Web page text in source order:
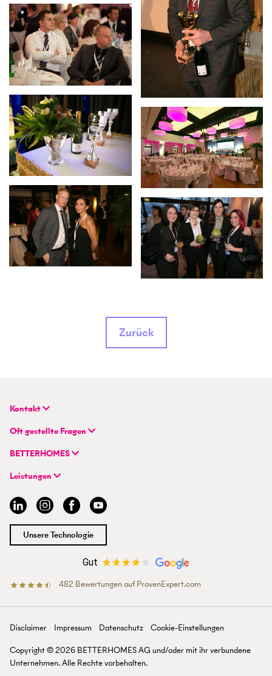
Zurück
Kontakt
BETTERHOMES Real GmbH
Hauptsitz
Wienerbergstraße 7 / D 2.OG
info@betterhomes.at
Oft gestellte Fragen
FAQ | Immobilie verkaufen/vermieten
FAQ | Einstieg für Maklerprofis
BETTERHOMES
Unternehmen
Hybrides Maklermodell
BETTERHOMES-Erfahrungen
Management
Jobs
Standorte
Presse
Leistungen
Immobilie suchen
Immobilie verkaufen/vermieten
Immobilien-Ratgeber
Immobilienmakler/-in werden
Unsere Technologie
Gut
482 Bewertungen auf ProvenExpert.com
Disclaimer Impressum Datenschutz
Cookie-Einstellungen
Copyright ©2026 BETTERHOMES AG und/oder mit ihr verbun­dene
Unter­nehmen. Alle Rechte vor­behalten.